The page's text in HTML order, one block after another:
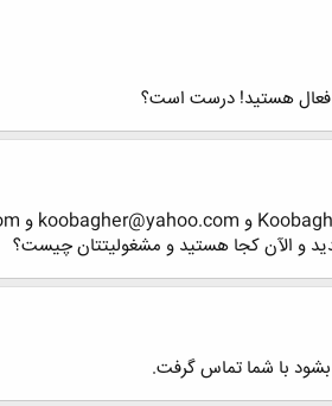
فعال هستید! درست است؟
و الآن کجا هستید و مشغولیتتان چیست؟
بشود با شما تماس گرفت.